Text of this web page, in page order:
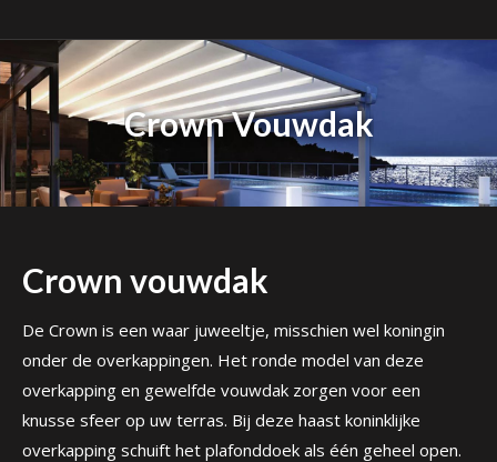
Crown Vouwdak
Crown vouwdak
De Crown is een waar juweeltje, misschien wel koningin
onder de overkappingen. Het ronde model van deze
overkapping en gewelfde vouwdak zorgen voor een
knusse sfeer op uw terras. Bij deze haast koninklijke
overkapping schuift het plafonddoek als één geheel open.